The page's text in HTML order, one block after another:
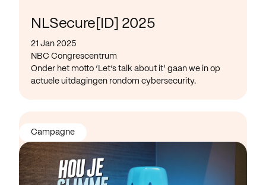
NLSecure[ID] 2025
21 Jan 2025
NBC Congrescentrum
Onder het motto ‘Let’s talk about it’ gaan we in op
actuele uitdagingen rondom cybersecurity.
Campagne